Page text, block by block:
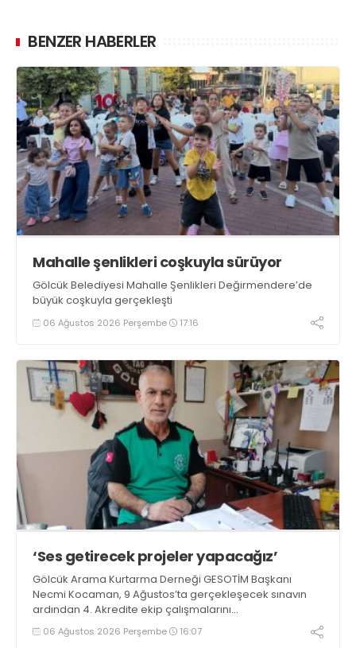
BENZER HABERLER
Mahalle şenlikleri coşkuyla sürüyor
Gölcük Belediyesi Mahalle Şenlikleri Değirmendere’de
büyük coşkuyla gerçekleşti
06 Ağustos 2026 Perşembe 17:16
‘Ses getirecek projeler yapacağız’
Gölcük Arama Kurtarma Derneği GESOTİM Başkanı
Necmi Kocaman, 9 Ağustos’ta gerçekleşecek sınavın
ardından 4. Akredite ekip çalışmalarını
tamamlayacaklarını ifade ederek açıklamalarda
bulundu. Kocaman, “Gölcük’te ve Kocaeli genelinde ses
06 Ağustos 2026 Perşembe 16:07